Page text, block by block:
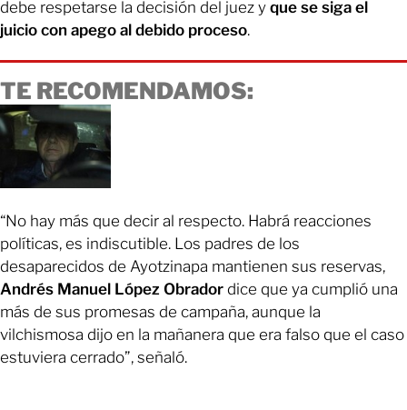
debe respetarse la decisión del juez y que se siga el
juicio con apego al debido proceso.
TE RECOMENDAMOS:
“No hay más que decir al respecto. Habrá reacciones
políticas, es indiscutible. Los padres de los
desaparecidos de Ayotzinapa mantienen sus reservas,
Andrés Manuel López Obrador dice que ya cumplió una
más de sus promesas de campaña, aunque la
vilchismosa dijo en la mañanera que era falso que el caso
estuviera cerrado”, señaló.